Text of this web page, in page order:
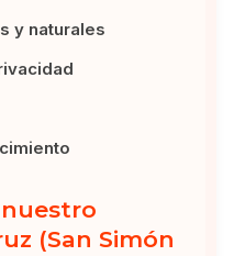
y naturales
(San Simón